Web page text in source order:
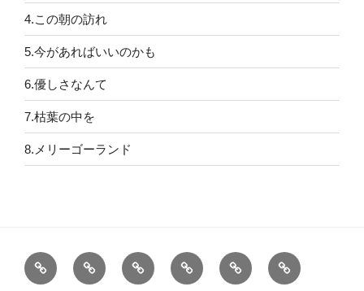
4.この朝の訪れ
5.今があればいいのかも
6.優しさなんて
7.枯葉の中を
8.メリーゴーランド
「こ
こ」
1.
何
2.
涙
3.
唄
4.
こ
5.
今